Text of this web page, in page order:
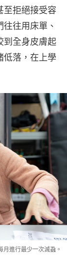
至拒絕接受容
往用床單、
到全身皮膚起
低落，在上學
進行最少一次滅蝨。